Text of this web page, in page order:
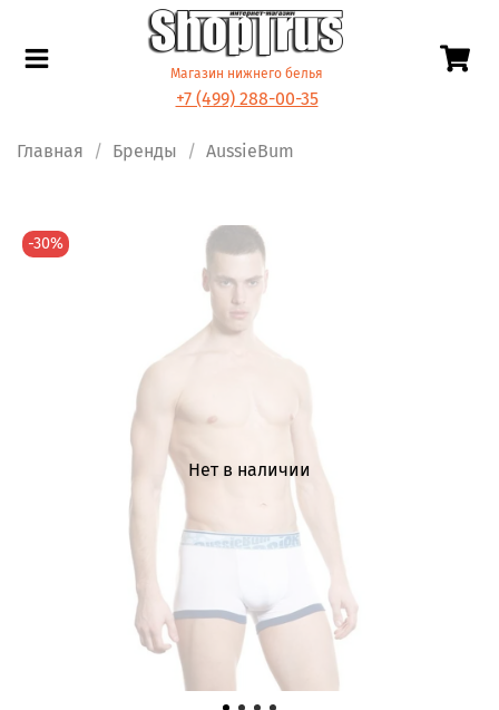
Магазин нижнего белья
+7 (499) 288-00-35
Главная Бренды AussieBum
Нет в наличии
-30%